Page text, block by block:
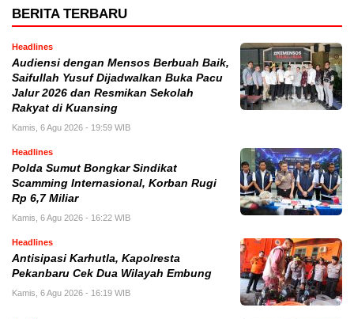
BERITA TERBARU
Headlines
Audiensi dengan Mensos Berbuah Baik,
Saifullah Yusuf Dijadwalkan Buka Pacu
Jalur 2026 dan Resmikan Sekolah
Rakyat di Kuansing
Kamis, 6 Agu 2026 - 19:59 WIB
Headlines
Polda Sumut Bongkar Sindikat
Scamming Internasional, Korban Rugi
Rp 6,7 Miliar
Kamis, 6 Agu 2026 - 16:22 WIB
Headlines
Antisipasi Karhutla, Kapolresta
Pekanbaru Cek Dua Wilayah Embung
Kamis, 6 Agu 2026 - 16:19 WIB